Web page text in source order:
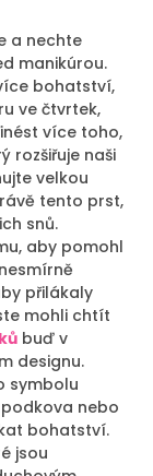
a nechte
manikúrou.
bohatství,
ve čtvrtek,
více toho,
rozšiřuje naši
velkou
tento prst,
snů.
aby pomohl
přilákaly
mohli chtít
buď v
designu.
symbolu
nebo
bohatství.
jsou